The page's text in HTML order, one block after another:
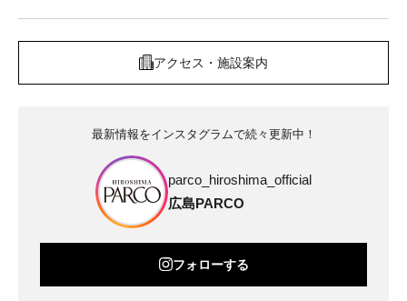
アクセス・施設案内
最新情報をインスタグラムで続々更新中！
parco_hiroshima_official
広島PARCO
フォローする